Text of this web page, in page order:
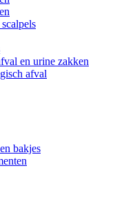
en urine zakken
afval
bakjes